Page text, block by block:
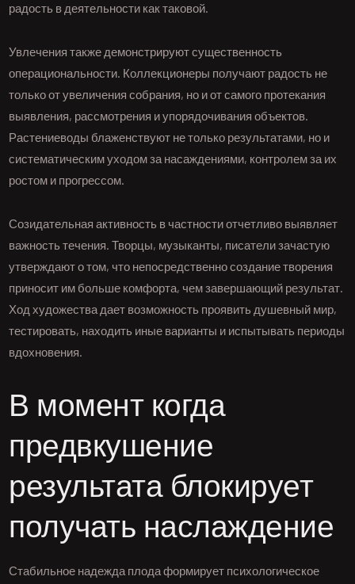
радость в деятельности как таковой.
Увлечения также демонстрируют существенность
операциональности. Коллекционеры получают радость не
только от увеличения собрания, но и от самого протекания
выявления, рассмотрения и упорядочивания объектов.
Растениеводы блаженствуют не только результатами, но и
систематическим уходом за насаждениями, контролем за их
ростом и прогрессом.
Созидательная активность в частности отчетливо выявляет
важность течения. Творцы, музыканты, писатели зачастую
утверждают о том, что непосредственно создание творения
приносит им больше комфорта, чем завершающий результат.
Ход художества дает возможность проявить душевный мир,
тестировать, находить иные варианты и испытывать периоды
вдохновения.
В момент когда
предвкушение
результата блокирует
получать наслаждение
Стабильное надежда плода формирует психологическое